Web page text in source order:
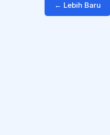
← Lebih Baru